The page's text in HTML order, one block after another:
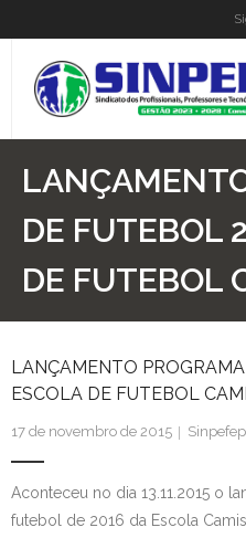
Home
Institucional
Atos Presidência
Convenções
Associe-se
Empregos
Blog
DE FUTEBOL
DE FUTEBOL
LANÇAMENTO
ESCOLA DE FUTEBOL
17 de novembro de 2015
Aconteceu no dia 13.11.2015 o
futebol de 2016 da Escola